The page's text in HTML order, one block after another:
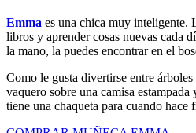
Emma es una chica muy inteligente.
libros y aprender cosas nuevas cada
la mano, la puedes encontrar en el
Como le gusta divertirse entre
vaquero sobre una camisa estampada
tiene una chaqueta para cuando hace